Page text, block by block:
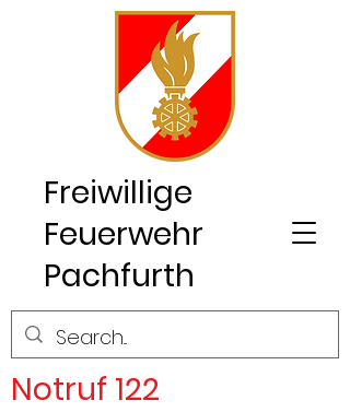
Freiwillige
Feuerwehr
Pachfurth
Notruf 122